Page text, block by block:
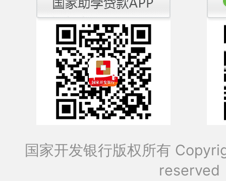
国家开发银行版权所有
reserved